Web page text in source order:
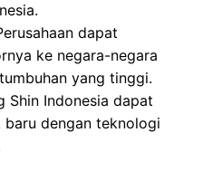
dapat
ke negara-negara
yang tinggi.
Shin Indonesia dapat
dengan teknologi